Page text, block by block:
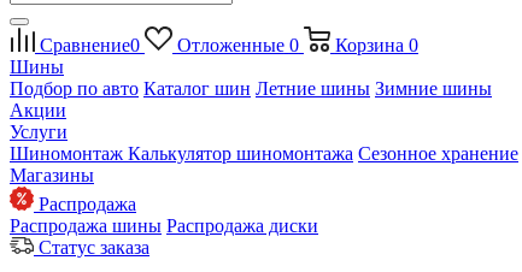
Сравнение0 Отложенные 0 Корзина 0
Шины
Подбор по авто Каталог шин Летние шины Зимние шины
Акции
Услуги
Шиномонтаж Калькулятор шиномонтажа Сезонное хранение
Магазины
Распродажа
Распродажа шины Распродажа диски
Статус заказа